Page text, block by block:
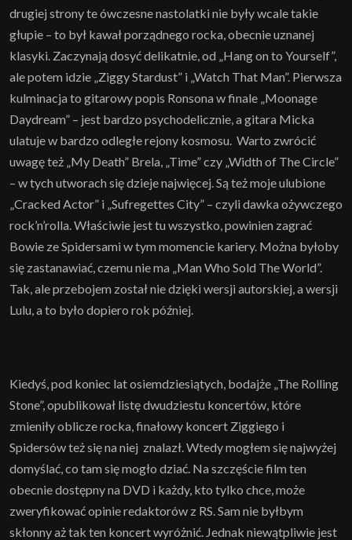
drugiej strony te ówczesne nastolatki nie były wcale takie
głupie – to był kawał porządnego rocka, obecnie uznanej
klasyki. Zaczynają dosyć delikatnie, od „Hang on to Yourself”,
ale potem idzie „Ziggy Stardust” i „Watch That Man”. Pierwsza
kulminacja to gitarowy popis Ronsona w finale „Moonage
Daydream” – jest bardzo psychodelicznie, a gitara Micka
ulatuje w bardzo odległe rejony kosmosu. Warto zwrócić
uwagę też „My Death” Brela, „Time” czy „Width of The Circle”
– w tych utworach się dzieje najwięcej. Są też moje ulubione
„Cracked Actor” i „Sufregettes City” – czyli dawka ożywczego
rock’n’rolla. Właściwie jest tu wszystko, powinien zagrać
Bowie ze Spidersami w tym momencie kariery. Można byłoby
się zastanawiać, czemu nie ma „Man Who Sold The World”.
Tak, ale przebojem został nie dzięki wersji autorskiej, a wersji
Lulu, a to było dopiero rok później.
Kiedyś, pod koniec lat osiemdziesiątych, bodajże „The Rolling
Stone”, opublikował listę dwudziestu koncertów, które
zmieniły oblicze rocka, finałowy koncert Ziggiego i
Spidersów też się na niej znalazł. Wtedy mogłem się najwyżej
domyślać, co tam się mogło dziać. Na szczęście film ten
obecnie dostępny na DVD i każdy, kto tylko chce, może
zweryfikować opinie redaktorów z RS. Sam nie byłbym
skłonny aż tak ten koncert wyróżnić. Jednak niewątpliwie jest